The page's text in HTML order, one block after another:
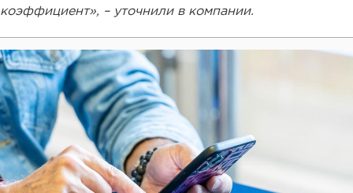
коэффициент», – уточнили в компании.